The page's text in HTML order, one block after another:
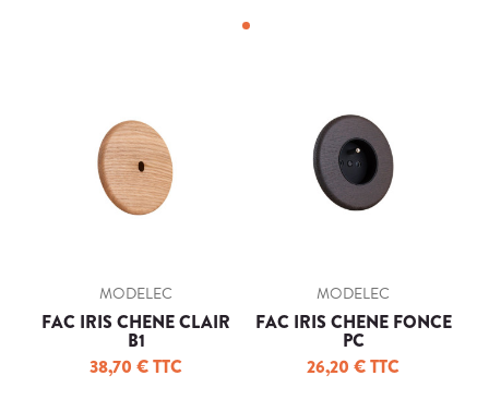
MODELEC
FAC IRIS CHENE CLAIR
B1
38,70 € TTC
MODELEC
FAC IRIS CHENE FONCE
PC
26,20 € TTC